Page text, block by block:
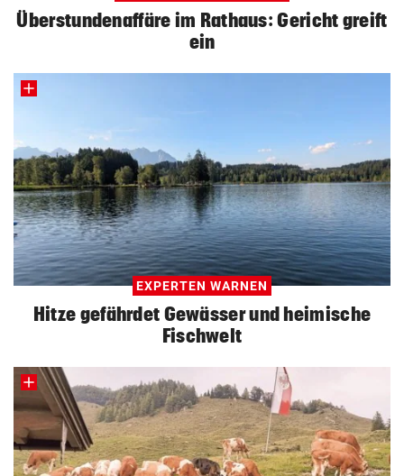
Überstundenaffäre im Rathaus: Gericht greift
ein
EXPERTEN WARNEN
Hitze gefährdet Gewässer und heimische
Fischwelt